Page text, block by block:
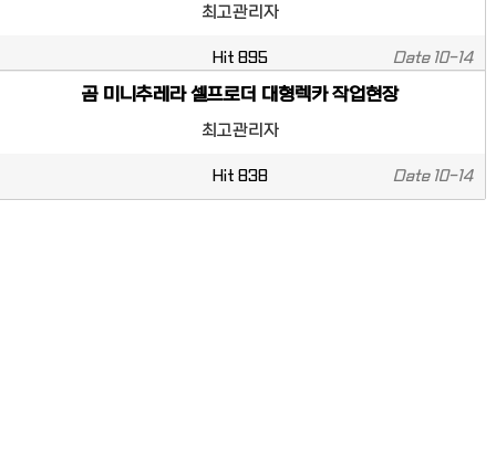
최고관리자
Hit 895 Date10-14
곰 미니추레라 셀프로더 대형렉카 작업현장
최고관리자
Hit 838 Date10-14